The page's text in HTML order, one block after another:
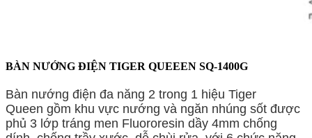
BÀN NƯỚNG ĐIỆN TIGER QUEEEN SQ-1400G
Bàn nướng điện đa năng 2 trong 1 hiệu Tiger
Queen gồm khu vực nướng và ngăn nhúng sốt được
phủ 3 lớp tráng men Fluororesin dầy 4mm chống